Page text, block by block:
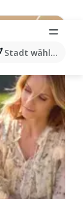
Produkten...
Stadt wählen